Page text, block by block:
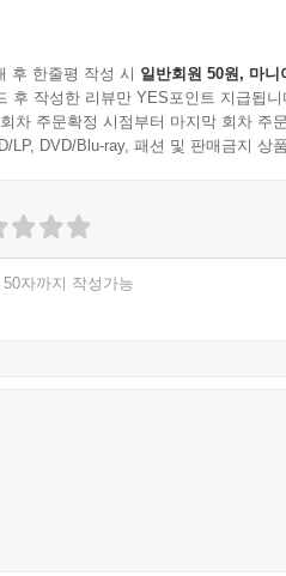
)는 중생과 부처의 경계가 사라
습니다.”
, 불교의 참모습 보여주는 실천적
’ ‘부처의 본래 모습은 어떠한가’
후 한줄평 작성 시 일반회원 50원, 마니
후 작성한 리뷰만 YES포인트 지급됩니
차 주문확정 시점부터 마지막 회차 주
LP, DVD/Blu-ray, 패션 및 판매금지 상
자까지 작성가능